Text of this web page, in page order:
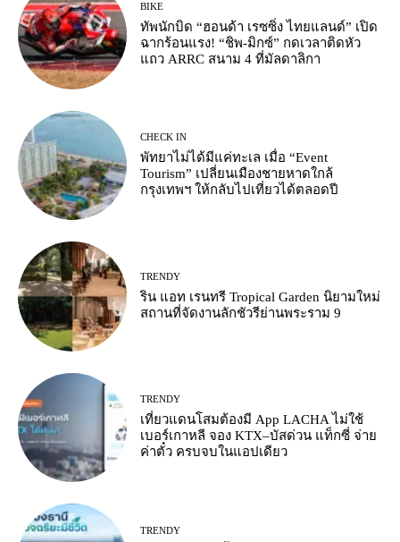
BIKE
ทัพนักบิด “ฮอนด้า เรซซิ่ง ไทยแลนด์” เปิด
ฉากร้อนแรง! “ชิพ-มิกซ์” กดเวลาติดหัว
แถว ARRC สนาม 4 ที่มัลดาลิกา
CHECK IN
พัทยาไม่ได้มีแค่ทะเล เมื่อ “Event
Tourism” เปลี่ยนเมืองชายหาดใกล้
กรุงเทพฯ ให้กลับไปเที่ยวได้ตลอดปี
TRENDY
ริน แอท เรนทรี Tropical Garden นิยามใหม่
สถานที่จัดงานลักชัวรีย่านพระราม 9
TRENDY
เที่ยวแดนโสมต้องมี App LACHA ไม่ใช้
เบอร์เกาหลี จอง KTX–บัสด่วน แท็กซี่ จ่าย
ค่าตั๋ว ครบจบในแอปเดียว
TRENDY